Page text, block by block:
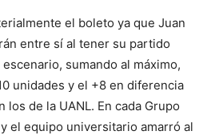
el boleto ya que Juan
entre sí al tener su partido
sumando al máximo,
unidades y el +8 en diferencia
de la UANL. En cada Grupo
el equipo universitario amarró al